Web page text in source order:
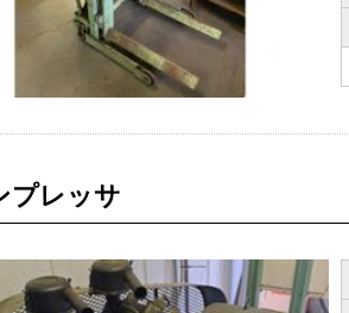
プレッサ